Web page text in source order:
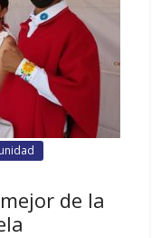
de la